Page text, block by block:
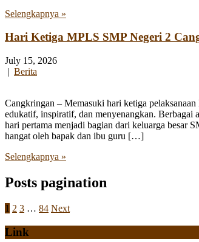
Selengkapnya »
Hari Ketiga MPLS SMP Negeri 2
July 15, 2026
| Berita
Cangkringan – Memasuki hari ketiga
edukatif, inspiratif, dan menyenangkan. Berbagai
hari pertama menjadi bagian dari keluarga besar
hangat oleh bapak dan ibu guru […]
Selengkapnya »
Posts pagination
1 2 3 … 84 Next
Link